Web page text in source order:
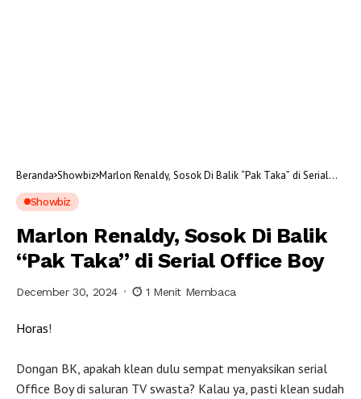
Beranda Showbiz Marlon Renaldy, Sosok Di Balik “Pak Taka” di Serial
Showbiz
Marlon Renaldy, Sosok Di Balik
“Pak Taka” di Serial Office Boy
December 30, 2024 1 Menit Membaca
Horas!
Dongan BK, apakah klean dulu sempat menyaksikan serial
Office Boy di saluran TV swasta? Kalau ya, pasti klean sudah